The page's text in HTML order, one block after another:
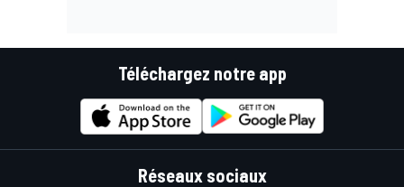
Téléchargez notre app
Réseaux sociaux